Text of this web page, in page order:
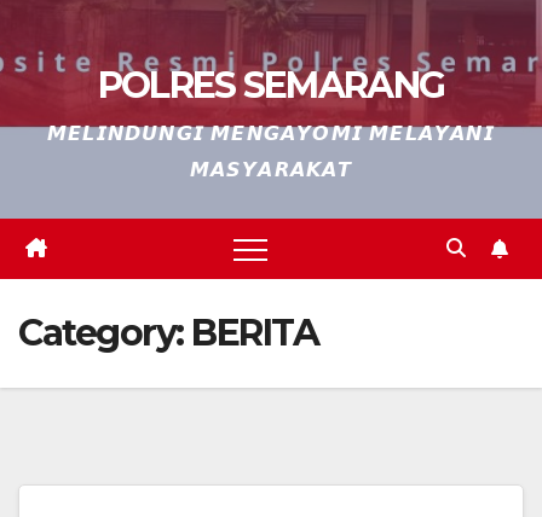
POLRES SEMARANG
𝙈𝙀𝙇𝙄𝙉𝘿𝙐𝙉𝙂𝙄 𝙈𝙀𝙉𝙂𝘼𝙔𝙊𝙈𝙄 𝙈𝙀𝙇𝘼𝙔𝘼𝙉𝙄
𝙈𝘼𝙎𝙔𝘼𝙍𝘼𝙆𝘼𝙏
Category: BERITA